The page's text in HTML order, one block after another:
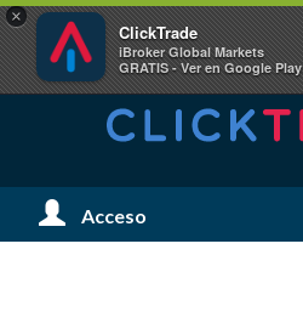
×
ClickTrade
iBroker Global Markets
GRATIS - Ver en Google Play
Menú
de
Acceso